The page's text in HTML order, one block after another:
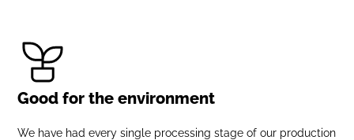
Good for the environment
We have had every single processing stage of our production